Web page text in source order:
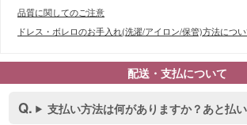
品質に関してのご注意
ドレス・ボレロのお手入れ(洗濯/アイロン/保管)方法につ
配送・支払について
支払い方法は何がありますか？あと払